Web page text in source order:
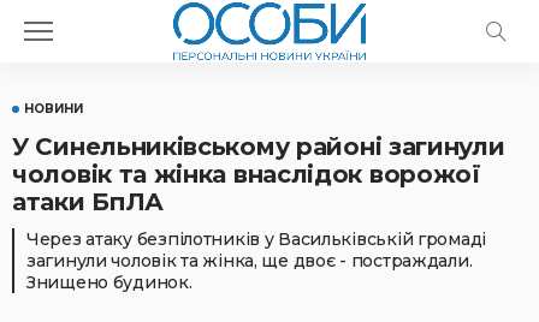
НОВИНИ
У Синельниківському районі загинули
чоловік та жінка внаслідок ворожої
атаки БпЛА
Через атаку безпілотників у Васильківській громаді
загинули чоловік та жінка, ще двоє - постраждали.
Знищено будинок.